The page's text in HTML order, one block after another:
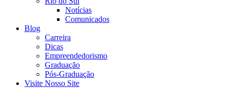
Notícias
Comunicados
Blog
Carreira
Dicas
Empreendedorismo
Graduação
Pós-Graduação
Visite Nosso Site